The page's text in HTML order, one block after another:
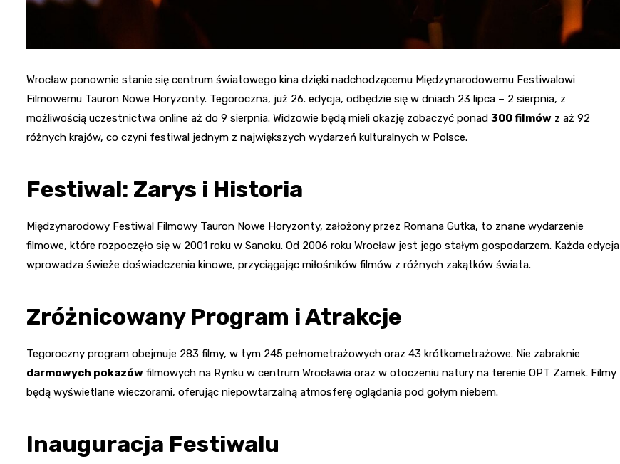
Wrocław ponownie stanie się centrum światowego kina dzięki nadchodzącemu Międzynarodowemu Festiwalowi
Filmowemu Tauron Nowe Horyzonty. Tegoroczna, już 26. edycja, odbędzie się w dniach 23 lipca – 2 sierpnia, z
możliwością uczestnictwa online aż do 9 sierpnia. Widzowie będą mieli okazję zobaczyć ponad 300 filmów z aż 92
różnych krajów, co czyni festiwal jednym z największych wydarzeń kulturalnych w Polsce.
Festiwal: Zarys i Historia
Międzynarodowy Festiwal Filmowy Tauron Nowe Horyzonty, założony przez Romana Gutka, to znane wydarzenie
filmowe, które rozpoczęło się w 2001 roku w Sanoku. Od 2006 roku Wrocław jest jego stałym gospodarzem. Każda edycja
wprowadza świeże doświadczenia kinowe, przyciągając miłośników filmów z różnych zakątków świata.
Zróżnicowany Program i Atrakcje
Tegoroczny program obejmuje 283 filmy, w tym 245 pełnometrażowych oraz 43 krótkometrażowe. Nie zabraknie
darmowych pokazów filmowych na Rynku w centrum Wrocławia oraz w otoczeniu natury na terenie OPT Zamek. Filmy
będą wyświetlane wieczorami, oferując niepowtarzalną atmosferę oglądania pod gołym niebem.
Inauguracja Festiwalu